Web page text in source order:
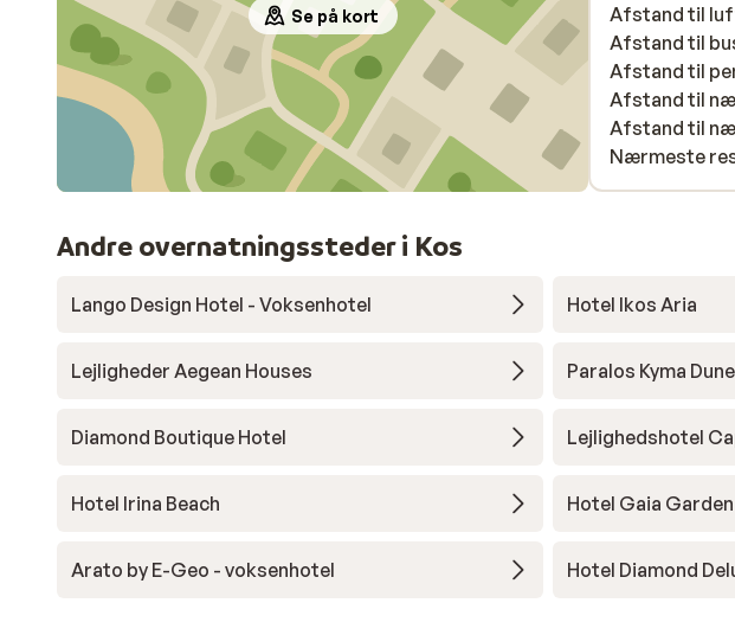
Se på kort
Afstand til
Afstand til
Afstand til
Afstand til
Afstand til
Nærmeste
Andre overnatningssteder i Kos
Lango Design Hotel - Voksenhotel Hotel Ikos Aria
Lejligheder Aegean Houses Paralos Kyma
Diamond Boutique Hotel Lejlighedshotel
Hotel Irina Beach Hotel Gaia Garden
Arato by E-Geo - voksenhotel Hotel Diamond